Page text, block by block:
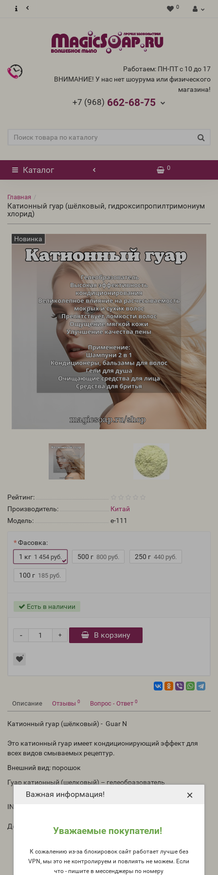
Важная информация!
Уважаемые покупатели!
К сожалению из-за блокировок сайт работает лучше без
VPN, мы это не контролируем и повлиять не можем. Если
что - пишите в мессенджеры по номеру
×
0
Работаем: ПН-ПТ с 10 до 17
ВНИМАНИЕ! У нас нет шоурума или физического
магазина!
+7 (968) 662-68-75
Каталог 0
Главная
Катионный гуар (шёлковый, гидроксипропилтримониум
хлорид)
Новинка
Рейтинг:
Производитель:
Китай
Модель:
e-111
Фасовка:
1 кг 1 454 руб. 500 г 800 руб. 250 г 440 руб.
100 г 185 руб.
Есть в наличии
+
- В корзину
Описание Отзывы 0 Вопрос - Ответ 0
Катионный гуар (шёлковый) - Guar N
Это катионный гуар имеет кондиционирующий эффект для
всех видов смываемых рецептур.
Внешний вид: порошок
Гуар катионный (шелковый) – гелеобразователь
INCI: Guar Hydroxypropyltrimonium Chloride
Дозировка: 0,1-0,5%
Великолепное влияние на расчесываемость мокрых и
сухих волос